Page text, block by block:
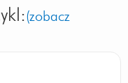
(zobacz